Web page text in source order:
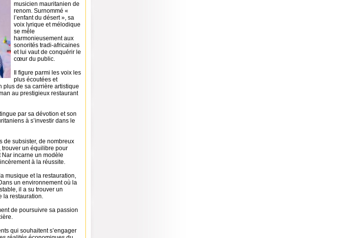
musicien mauritanien de
renom. Surnommé «
l’enfant du désert », sa
voix lyrique et mélodique
se mêle
harmonieusement aux
sonorités tradi-africaines
et lui vaut de conquérir le
cœur du public.
Il figure parmi les voix les
plus écoutées et
plus de sa carrière artistique
au prestigieux restaurant
par sa dévotion et son
à s’investir dans le
de subsister, de nombreux
trouver un équilibre pour
incarne un modèle
à la réussite.
musique et la restauration,
un environnement où la
il a su trouver un
la restauration.
de poursuivre sa passion
qui souhaitent s’engager